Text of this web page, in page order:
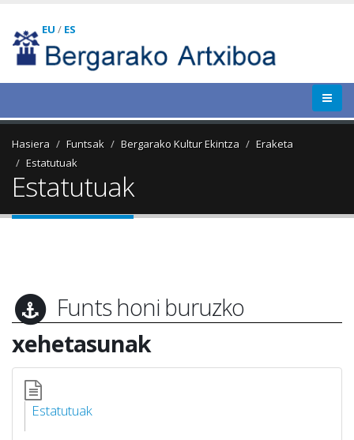
EU / ES
Hasiera Funtsak Bergarako Kultur Ekintza
Eraketa
Estatutuak
Estatutuak
Funts honi buruzko
xehetasunak
Estatutuak